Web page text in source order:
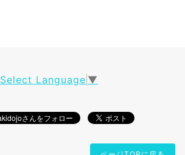
Select Language ▼